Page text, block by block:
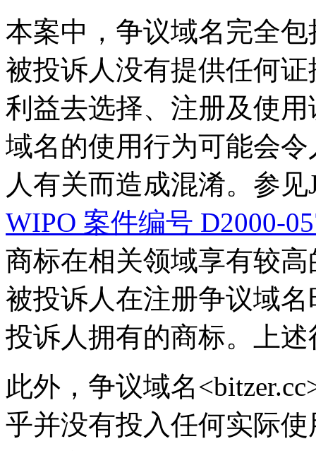
本案中，争议域名完全
被投诉人没有提供任何
利益去选择、注册及使
域名的使用行为可能会
人有关而造成混淆。参见
WIPO 案件编号 D2000-
商标在相关领域享有较
被投诉人在注册争议域
投诉人拥有的商标。上
此外，争议域名
乎并没有投入任何实际